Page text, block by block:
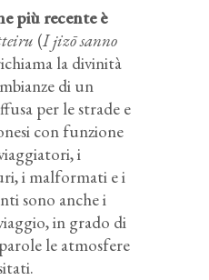
più recente è
(I jizō sanno
la divinità
di un
per le strade e
con funzione
i
i malformati e i
sono anche i
in grado di
le atmosfere